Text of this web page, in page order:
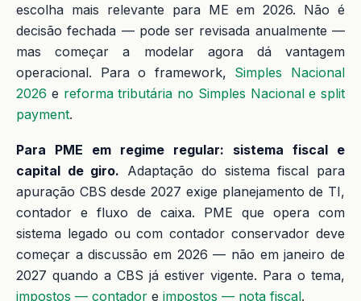
escolha mais relevante para ME em 2026. Não é
decisão fechada — pode ser revisada anualmente —
mas começar a modelar agora dá vantagem
operacional. Para o framework, Simples Nacional
2026 e reforma tributária no Simples Nacional e split
payment.
Para PME em regime regular: sistema fiscal e
capital de giro. Adaptação do sistema fiscal para
apuração CBS desde 2027 exige planejamento de TI,
contador e fluxo de caixa. PME que opera com
sistema legado ou com contador conservador deve
começar a discussão em 2026 — não em janeiro de
2027 quando a CBS já estiver vigente. Para o tema,
impostos — contador e impostos — nota fiscal.